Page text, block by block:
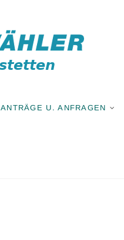
ANTRÄGE U. ANFRAGEN